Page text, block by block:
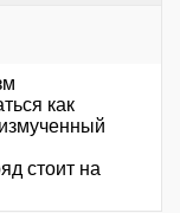
как
стоит на